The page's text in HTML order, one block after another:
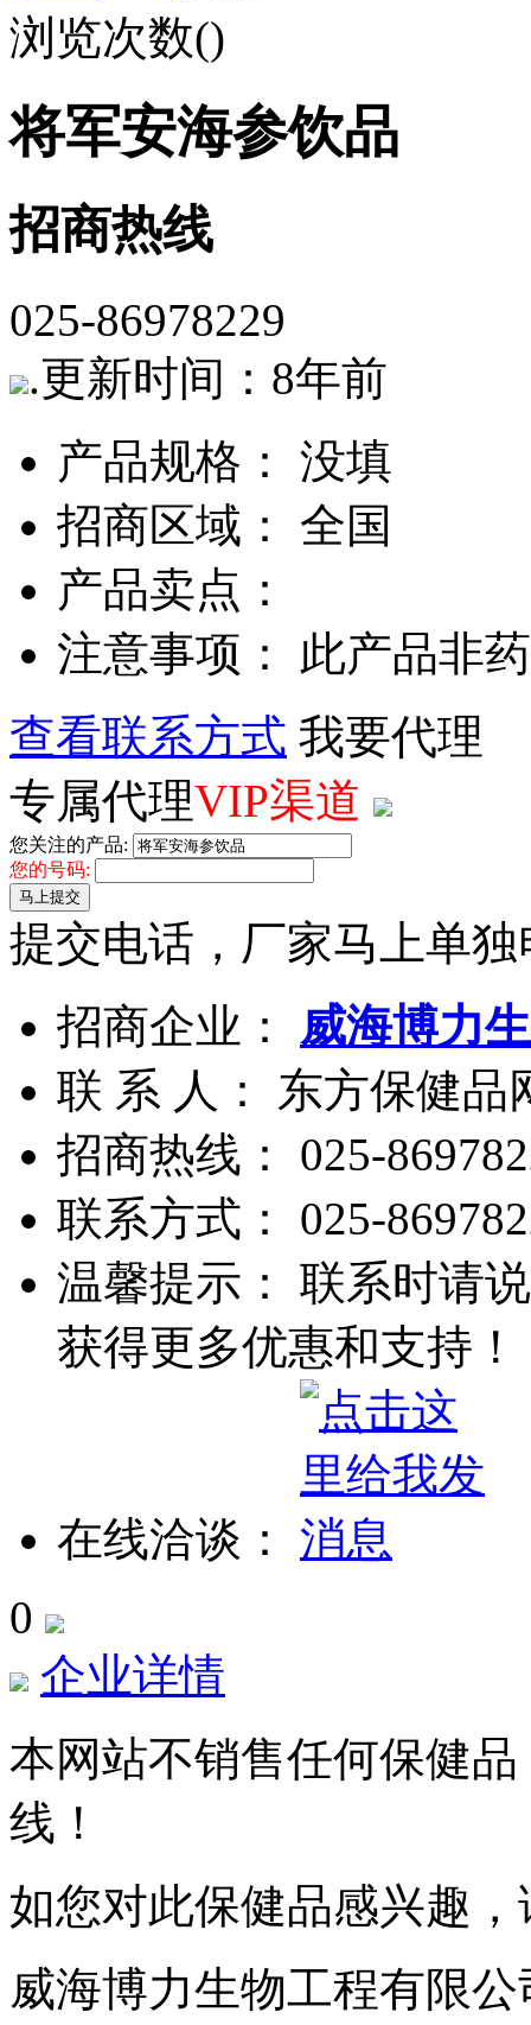
浏览次数()
将军安海参饮品
招商热线
025-86978229
.更新时间：8年前
产品规格： 没填
招商区域： 全国
产品卖点：
注意事项： 此产品非
查看联系方式 我要代理
专属代理VIP渠道
您关注的产品:
您的号码:
马上提交
提交电话，厂家马上单
招商企业： 威海博力
联 系 人： 东方保健品
招商热线： 025-
联系方式： 025-
温馨提示： 联系时请
获得更多优惠和支持！
在线洽谈：
0
企业详情
本网站不销售任何保健
线！
如您对此保健品感兴趣
威海博力生物工程有限公